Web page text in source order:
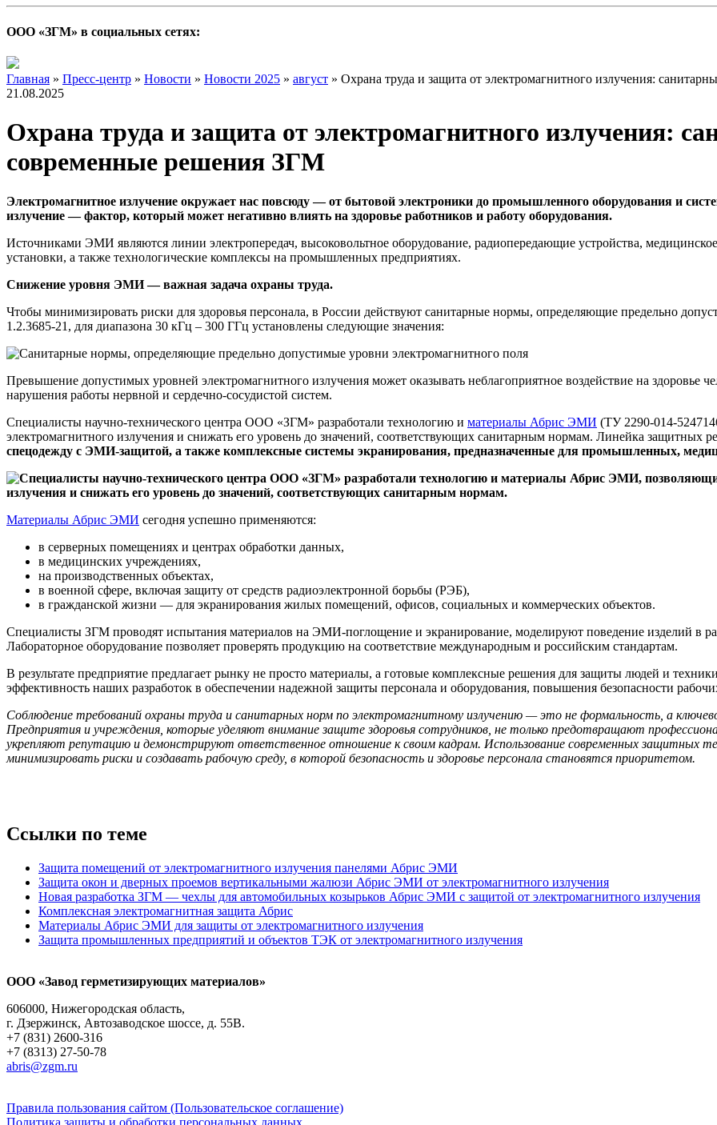
ООО «ЗГМ» в социальных сетях:
Главная » Пресс-центр » Новости » Новости 2025 » август » Охрана труда и защита от электромагнитного излучения:
21.08.2025
Охрана труда и защита от электромагнитного излучения:
современные решения ЗГМ
Электромагнитное излучение окружает нас повсюду — от бытовой электроники до промышленного оборудования и
излучение — фактор, который может негативно влиять на здоровье работников и работу оборудования.
Источниками ЭМИ являются линии электропередач, высоковольтное оборудование, радиопередающие устройства,
установки, а также технологические комплексы на промышленных предприятиях.
Снижение уровня ЭМИ — важная задача охраны труда.
Чтобы минимизировать риски для здоровья персонала, в России действуют санитарные нормы, определяющие предельно
1.2.3685-21, для диапазона 30 кГц – 300 ГГц установлены следующие значения:
Превышение допустимых уровней электромагнитного излучения может оказывать неблагоприятное воздействие на здоровье
нарушения работы нервной и сердечно-сосудистой систем.
Специалисты научно-технического центра ООО «ЗГМ» разработали технологию и материалы Абрис ЭМИ (ТУ 2290-014-
электромагнитного излучения и снижать его уровень до значений, соответствующих санитарным нормам. Линейка защитных
спецодежду с ЭМИ-защитой, а также комплексные системы экранирования, предназначенные для промышленных,
Материалы Абрис ЭМИ сегодня успешно применяются:
в серверных помещениях и центрах обработки данных,
в медицинских учреждениях,
на производственных объектах,
в военной сфере, включая защиту от средств радиоэлектронной борьбы (РЭБ),
в гражданской жизни — для экранирования жилых помещений, офисов, социальных и коммерческих объектов.
Специалисты ЗГМ проводят испытания материалов на ЭМИ-поглощение и экранирование, моделируют поведение изделий в
Лабораторное оборудование позволяет проверять продукцию на соответствие международным и российским стандартам.
В результате предприятие предлагает рынку не просто материалы, а готовые комплексные решения для защиты людей и
эффективность наших разработок в обеспечении надежной защиты персонала и оборудования, повышения безопасности
Соблюдение требований охраны труда и санитарных норм по электромагнитному излучению — это не формальность, а
Предприятия и учреждения, которые уделяют внимание защите здоровья сотрудников, не только предотвращают
укрепляют репутацию и демонстрируют ответственное отношение к своим кадрам. Использование современных защитных
минимизировать риски и создавать рабочую среду, в которой безопасность и здоровье персонала становятся приоритетом.
Ссылки по теме
Защита помещений от электромагнитного излучения панелями Абрис ЭМИ
Защита окон и дверных проемов вертикальными жалюзи Абрис ЭМИ от электромагнитного излучения
Новая разработка ЗГМ — чехлы для автомобильных козырьков Абрис ЭМИ с защитой от электромагнитного излучения
Комплексная электромагнитная защита Абрис
Материалы Абрис ЭМИ для защиты от электромагнитного излучения
Защита промышленных предприятий и объектов ТЭК от электромагнитного излучения
ООО «Завод герметизирующих материалов»
606000, Нижегородская область,
г. Дзержинск, Автозаводское шоссе, д. 55В.
+7 (831) 2600-316
+7 (8313) 27-50-78
abris@zgm.ru
Правила пользования сайтом (Пользовательское соглашение)
Политика защиты и обработки персональных данных